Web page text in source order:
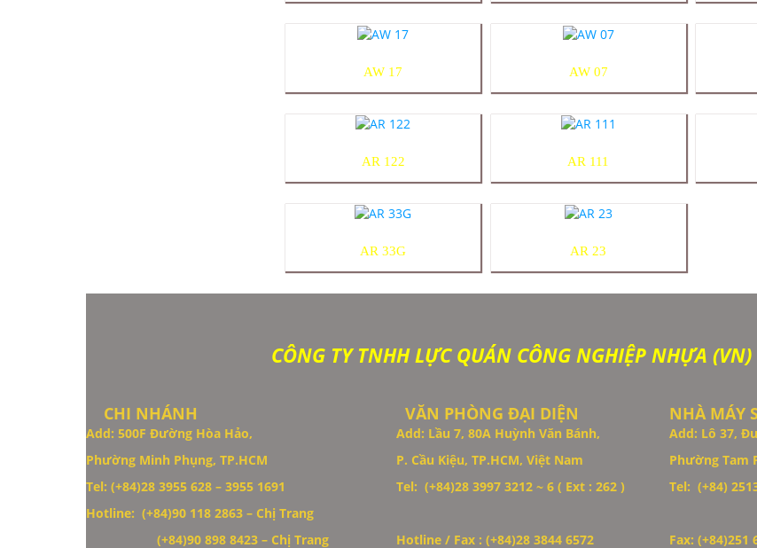
AW 17 AW 07
AR 122 AR 111
AR 33G AR 23
CÔNG TY TNHH LỰC QUÁN CÔNG NGHIỆP NHỰA (VN)
CHI NHÁNH VĂN PHÒNG ĐẠI DIỆN NHÀ MÁY
Add: 500F Đường Hòa Hảo,
Phường Minh Phụng, TP.HCM
Add: Lầu 7, 80A Huỳnh Văn Bánh,
P. Cầu Kiệu, TP.HCM, Việt Nam
Add: Lô 37,
Phường Tam
Tel: (+84)28 3955 628 – 3955 1691
Tel: (+84)28 3997 3212 ~ 6 ( Ext : 262 ) Tel: (+84)
Hotline: (+84)90 118 2863 – Chị Trang
(+84)90 898 8423 – Chị Trang Hotline / Fax : (+84)28 3844 6572 Fax: (+84)251